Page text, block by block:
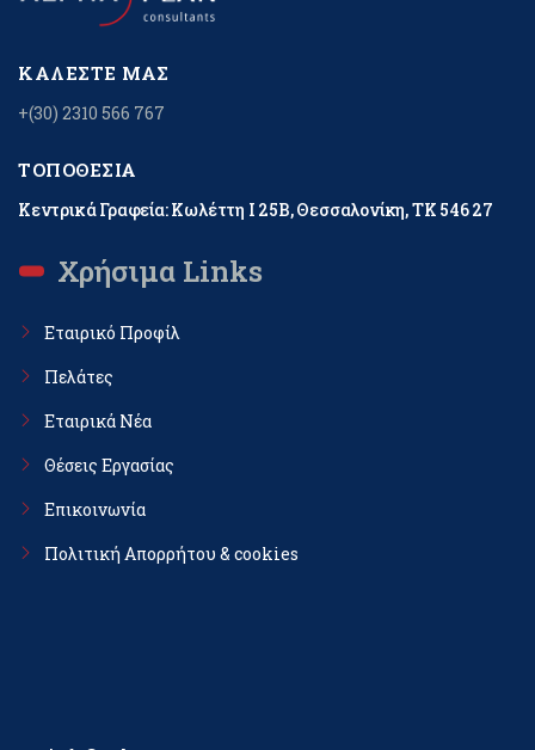
ΚΑΛΈΣΤΕ ΜΑΣ
+(30) 2310 566 767
ΤΟΠΟΘΕΣΊΑ
Κεντρικά Γραφεία: Κωλέττη Ι 25Β, Θεσσαλονίκη, ΤΚ 546 27
Χρήσιμα Links
Εταιρικό Προφίλ
Πελάτες
Εταιρικά Νέα
Θέσεις Εργασίας
Επικοινωνία
Πολιτική Απορρήτου & cookies